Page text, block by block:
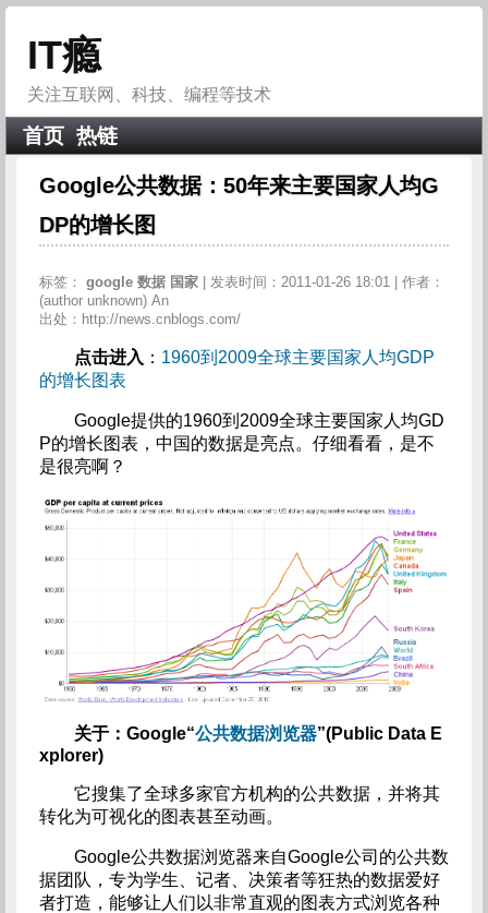
IT瘾
关注互联网、科技、编程等技术
首页 热链
Google公共数据：50年来主要国家人均G
DP的增长图
标签： google 数据 国家
| 发表时间：2011-01-26 18:01 | 作者：
(author unknown) An
出处：http://news.cnblogs.com/
点击进入 ： 1960到2009全球主要国家人均GDP
的增长图表
Google提供的1960到2009全球主要国家人均GD
P的增长图表，中国的数据是亮点。仔细看看，是不
是很亮啊？
关于：Google“公共数据浏览器”(Public Data E
xplorer)
它搜集了全球多家官方机构的公共数据，并将其
转化为可视化的图表甚至动画。
Google公共数据浏览器来自Google公司的公共数
据团队，专为学生、记者、决策者等狂热的数据爱好
者打造，能够让人们以非常直观的图表方式浏览各种